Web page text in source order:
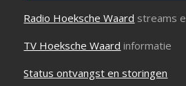
Radio Hoeksche Waard streams
TV Hoeksche Waard informatie
Status ontvangst en storingen